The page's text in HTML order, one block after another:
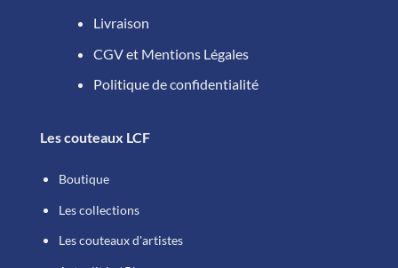
Les couteaux LCF
Boutique
Les collections
Les couteaux d'artistes
Livraison
CGV et Mentions Légales
Politique de confidentialité